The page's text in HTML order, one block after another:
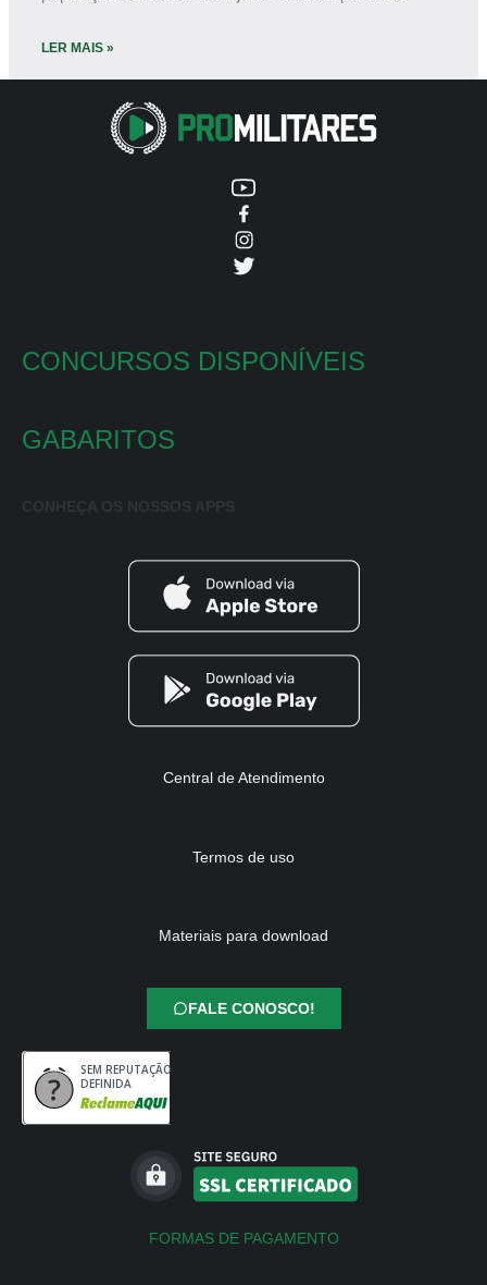
LER MAIS »
CONCURSOS DISPONÍVEIS
GABARITOS
CONHEÇA OS NOSSOS APPS
Central de Atendimento
Termos de uso
Materiais para download
FALE CONOSCO!
SEM REPUTAÇÃO
DEFINIDA
FORMAS DE PAGAMENTO